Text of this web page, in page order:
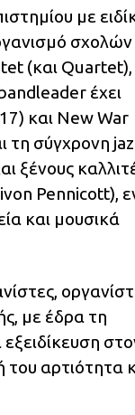
με
σχολών
(και Quartet),
έχει
και New War
τη σύγχρονη
ξένους
Pennicott),
και μουσικά
με έδρα τη
του αρτιότητα